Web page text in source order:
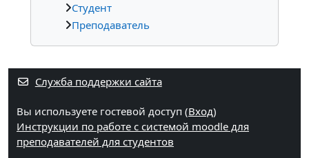
Студент
Преподаватель
Дополнительные блоки
Служба поддержки сайта
Вы используете гостевой доступ (Вход)
Инструкции по работе с системой moodle для
преподавателей для студентов